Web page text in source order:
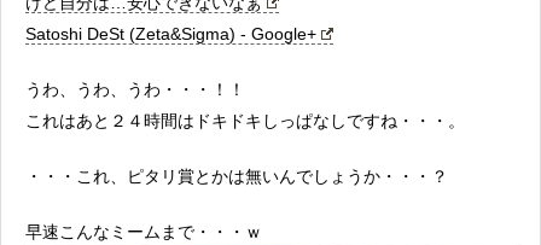
Satoshi DeSt (Zeta&Sigma) - Google+
うわ、うわ、うわ・・・！！
これはあと２４時間はドキドキしっぱなしですね・・・。
・・・これ、ピタリ賞とかは無いんでしょうか・・・？
早速こんなミームまで・・・ｗ